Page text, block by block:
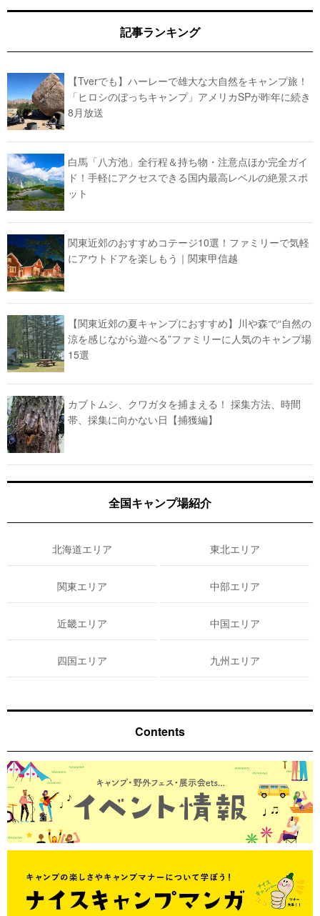
記事ランキング
【Tverでも】ハーレーで雄大な大自然をキャンプ旅！
「ヒロシのぼっちキャンプ」アメリカSPが昨年に続き
8月放送
白馬「八方池」全行程＆持ち物・注意点ほか完全ガイ
ド！手軽にアクセスできる国内最高レベルの絶景スポ
ット
関東近郊のおすすめコテージ10選！ファミリーで気軽
にアウトドアを楽しもう｜関東甲信越
【関東近郊の夏キャンプにおすすめ】川や森で“自然の
涼を感じながら遊べる”ファミリーに人気のキャンプ場
15選
カブトムシ、クワガタを捕まえる！ 採集方法、時間
帯、採集に向かない日【捕獲編】
全国キャンプ場紹介
北海道エリア 東北エリア
関東エリア 中部エリア
近畿エリア 中国エリア
四国エリア 九州エリア
Contents